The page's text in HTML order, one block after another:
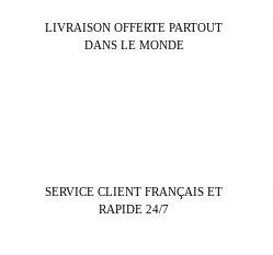
LIVRAISON OFFERTE PARTOUT
DANS LE MONDE
SERVICE CLIENT FRANÇAIS ET
RAPIDE 24/7